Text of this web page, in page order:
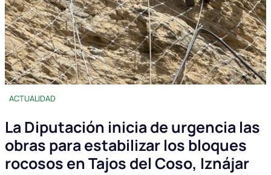
ACTUALIDAD
La Diputación inicia de urgencia las
obras para estabilizar los bloques
rocosos en Tajos del Coso, Iznájar